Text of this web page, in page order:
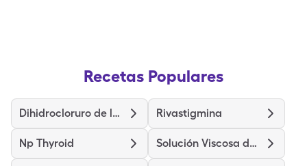
Recetas Populares
Dihidrocloruro de levocetirizina Rivastigmina
Np Thyroid Solución Viscosa de Clorhidrato de Lidocaína